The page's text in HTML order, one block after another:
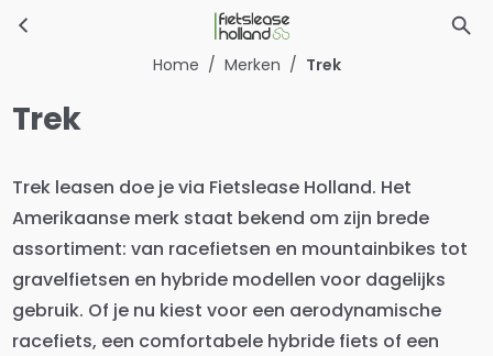
Ga naar hoofdinhoud
Trek
Home / Merken / Trek
Trek
Trek leasen doe je via Fietslease Holland. Het
Amerikaanse merk staat bekend om zijn brede
assortiment: van racefietsen en mountainbikes tot
gravelfietsen en hybride modellen voor dagelijks
gebruik. Of je nu kiest voor een aerodynamische
racefiets, een comfortabele hybride fiets of een